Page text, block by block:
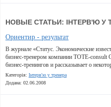
НОВЫЕ СТАТЬИ: ІНТЕРВ'Ю У
Ориентир - результат
В журнале «Статус. Экономические
бизнес-тренером компании TOTE-consult
бизнес-тренингов и рассказывает о
Категорія: Інтерв'ю у тренера
Додана: 02.06.2008